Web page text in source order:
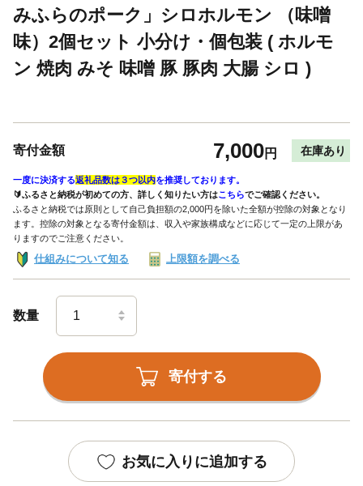
みふらのポーク」シロホルモン （味噌
味）2個セット 小分け・個包装 ( ホルモ
ン 焼肉 みそ 味噌 豚 豚肉 大腸 シロ )
寄付金額 7,000円 在庫あり
一度に決済する返礼品数は３つ以内を推奨しております。
🔰ふるさと納税が初めての方、詳しく知りたい方はこちらでご確認ください。
ふるさと納税では原則として自己負担額の2,000円を除いた全額が控除の対象となり
ます。控除の対象となる寄付金額は、収入や家族構成などに応じて一定の上限があ
りますのでご注意ください。
仕組みについて知る 上限額を調べる
数量
寄付する
お気に入りに追加する